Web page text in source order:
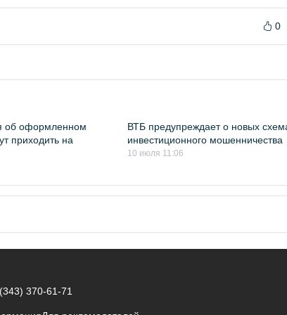
0
об оформленном
приходить на
ВТБ предупреждает о новых
инвестиционного мошенничества
10 июля 11:06
(343) 370-61-71